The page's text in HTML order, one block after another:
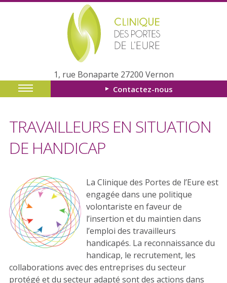
1, rue Bonaparte 27200 Vernon
Contactez-nous
TRAVAILLEURS EN SITUATION
DE HANDICAP
La Clinique des Portes de l’Eure est
engagée dans une politique
volontariste en faveur de
l’insertion et du maintien dans
l’emploi des travailleurs
handicapés. La reconnaissance du
handicap, le recrutement, les
collaborations avec des entreprises du secteur
protégé et du secteur adapté sont des actions dans